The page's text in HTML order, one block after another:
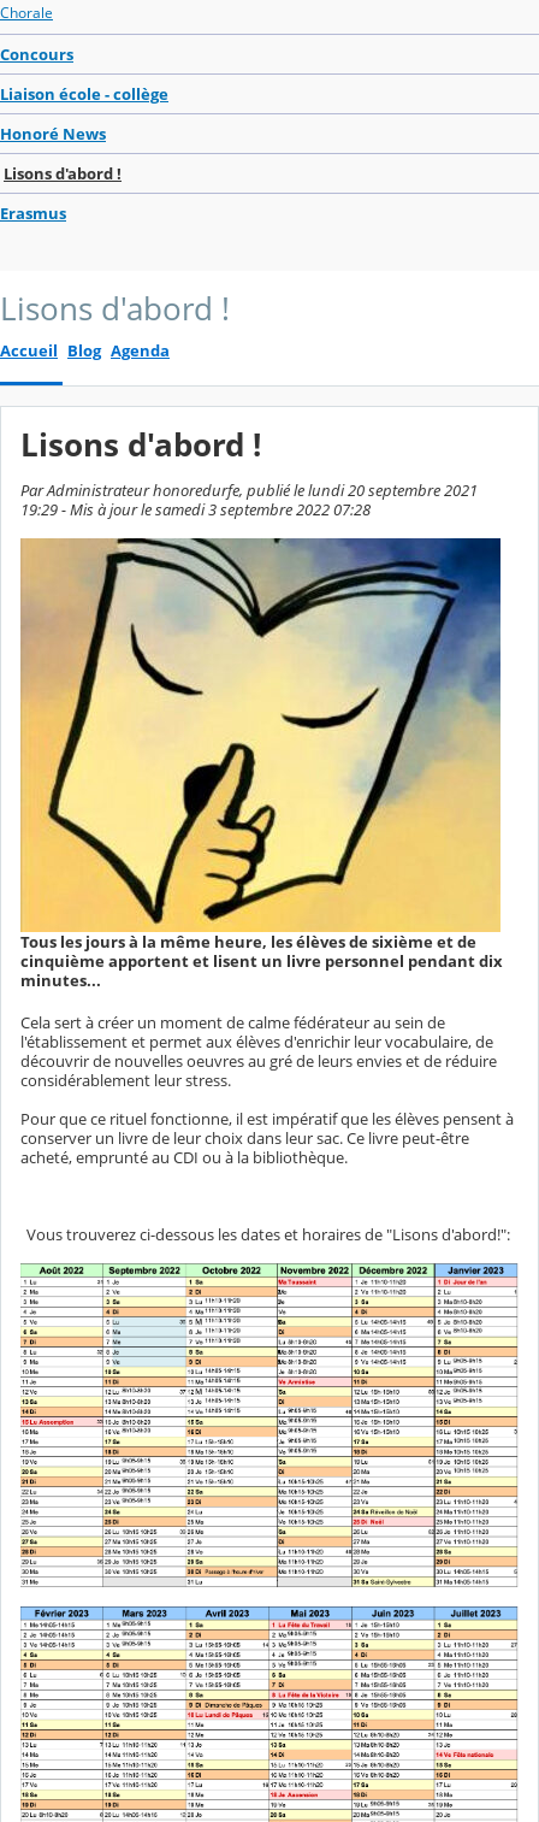
Chorale
Concours
Liaison école - collège
Honoré News
Lisons d'abord !
Erasmus
Lisons d'abord !
Accueil Blog Agenda
Lisons d'abord !
Par Administrateur honoredurfe, publié le lundi 20 septembre 2021
19:29 - Mis à jour le samedi 3 septembre 2022 07:28
Tous les jours à la même heure, les élèves de sixième et de
cinquième apportent et lisent un livre personnel pendant dix
minutes...
Cela sert à créer un moment de calme fédérateur au sein de
l'établissement et permet aux élèves d'enrichir leur vocabulaire, de
découvrir de nouvelles oeuvres au gré de leurs envies et de réduire
considérablement leur stress.
Pour que ce rituel fonctionne, il est impératif que les élèves pensent à
conserver un livre de leur choix dans leur sac. Ce livre peut-être
acheté, emprunté au CDI ou à la bibliothèque.
Vous trouverez ci-dessous les dates et horaires de "Lisons d'abord!":